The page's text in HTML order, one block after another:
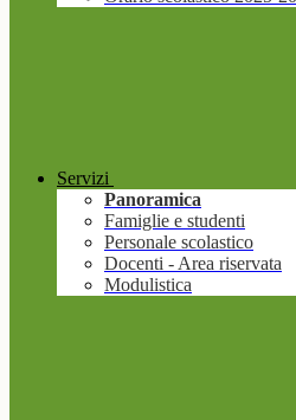
Servizi
Panoramica
Famiglie e studenti
Personale scolastico
Docenti - Area riservata
Modulistica